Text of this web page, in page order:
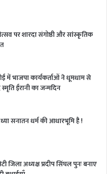
पर शारदा संगोष्ठी और सांस्कृतिक
में भाजपा कार्यकर्ताओं ने धूमधाम से
ईरानी का जन्मदिन
सनातन धर्म की आधारभूमि है !
जिला अध्यक्ष प्रदीप सिंघल पुनः बनाए